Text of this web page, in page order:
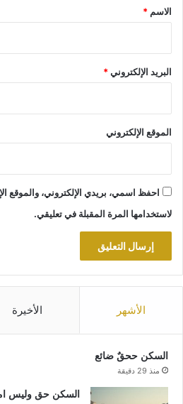
*
الاسم *
البريد الإلكتروني*
الموقع الإلكتروني
احفظ اسمي، بريدي الإلكتروني، والموقع
لاستخدامها المرة المقبلة في تعليقي.
الأشهر الأخيرة
السكن ححقٌ ضائع
منذ 29 دقيقة
السكن حق وليس